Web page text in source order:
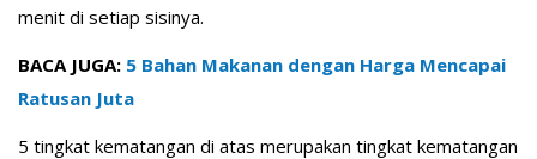
menit di setiap sisinya.
BACA JUGA: 5 Bahan Makanan dengan Harga Mencapai
Ratusan Juta
5 tingkat kematangan di atas merupakan tingkat kematangan